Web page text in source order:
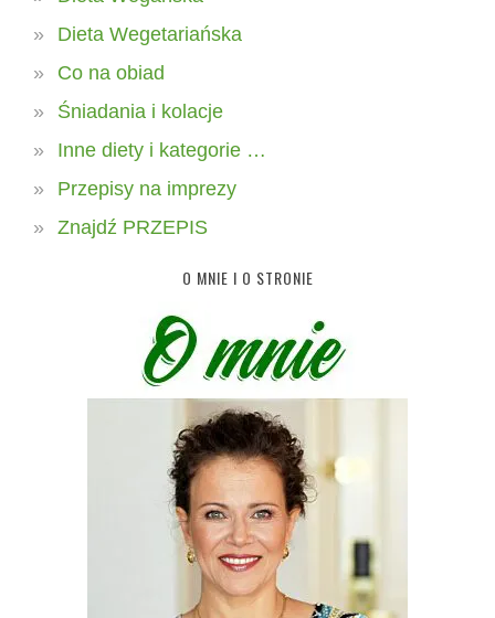
Dieta Wegetariańska
Co na obiad
Śniadania i kolacje
Inne diety i kategorie …
Przepisy na imprezy
Znajdź PRZEPIS
O MNIE I O STRONIE